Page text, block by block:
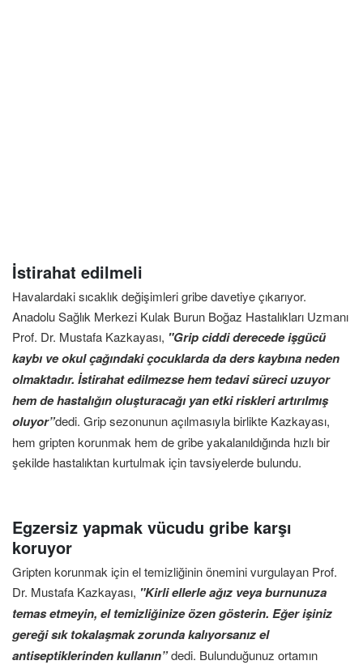
İstirahat edilmeli
Havalardaki sıcaklık değişimleri gribe davetiye çıkarıyor.
Anadolu Sağlık Merkezi Kulak Burun Boğaz Hastalıkları Uzmanı
Prof. Dr. Mustafa Kazkayası, "Grip ciddi derecede işgücü
kaybı ve okul çağındaki çocuklarda da ders kaybına neden
olmaktadır. İstirahat edilmezse hem tedavi süreci uzuyor
hem de hastalığın oluşturacağı yan etki riskleri artırılmış
oluyor”dedi. Grip sezonunun açılmasıyla birlikte Kazkayası,
hem gripten korunmak hem de gribe yakalanıldığında hızlı bir
şekilde hastalıktan kurtulmak için tavsiyelerde bulundu.
Egzersiz yapmak vücudu gribe karşı
koruyor
Gripten korunmak için el temizliğinin önemini vurgulayan Prof.
Dr. Mustafa Kazkayası, "Kirli ellerle ağız veya burnunuza
temas etmeyin, el temizliğinize özen gösterin. Eğer işiniz
gereği sık tokalaşmak zorunda kalıyorsanız el
antiseptiklerinden kullanın”dedi. Bulunduğunuz ortamın